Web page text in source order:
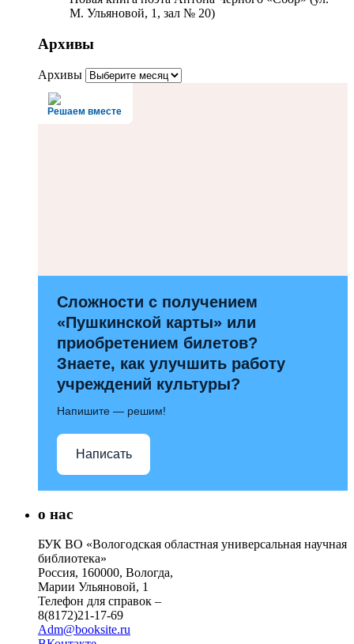
М. Ульяновой, 1, зал № 20)
Архивы
Архивы
Решаем вместе
Сложности с получением
«Пушкинской карты» или
приобретением билетов?
Знаете, как улучшить работу
учреждений культуры?
Напишите — решим!
Написать
о нас
БУК ВО «Вологодская областная универсальная научная
библиотека»
Россия, 160000, Вологда,
Марии Ульяновой, 1
Телефон для справок –
8(8172)21-17-69
Adm@booksite.ru